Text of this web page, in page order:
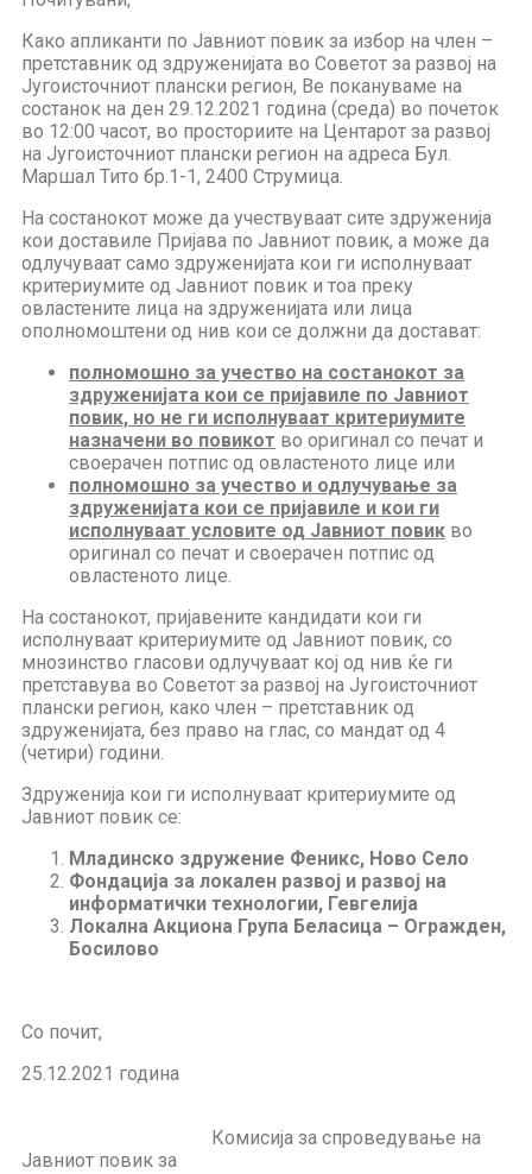
Како апликанти по Јавниот повик за избор на член –
претставник од здруженијата во Советот за развој на
Југоисточниот плански регион, Ве покануваме на
состанок на ден 29.12.2021 година (среда) во почеток
во 12:00 часот, во просториите на Центарот за развој
на Југоисточниот плански регион на адреса Бул.
Маршал Тито бр.1-1, 2400 Струмица.
На состанокот може да учествуваат сите здруженија
кои доставиле Пријава по Јавниот повик, а може да
одлучуваат само здруженијата кои ги исполнуваат
критериумите од Јавниот повик и тоа преку
овластените лица на здруженијата или лица
ополномоштени од нив кои се должни да достават:
полномошно за учество на состанокот за
здруженијата кои се пријавиле по Јавниот
повик, но не ги исполнуваат критериумите
назначени во повикот во оригинал со печат и
своерачен потпис од овластеното лице или
полномошно за учество и одлучување за
здруженијата кои се пријавиле и кои ги
исполнуваат условите од Јавниот повик во
оригинал со печат и своерачен потпис од
овластеното лице.
На состанокот, пријавените кандидати кои ги
исполнуваат критериумите од Јавниот повик, со
мнозинство гласови одлучуваат кој од нив ќе ги
претставува во Советот за развој на Југоисточниот
плански регион, како член – претставник од
здруженијата, без право на глас, со мандат од 4
(четири) години.
Здруженија кои ги исполнуваат критериумите од
Јавниот повик се:
Младинско здружение Феникс, Ново Село
Фондација за локален развој и развој на
информатички технологии, Гевгелија
Локална Акциона Група Беласица – Огражден,
Босилово
Со почит,
25.12.2021 година
Комисија за спроведување на
Јавниот повик за